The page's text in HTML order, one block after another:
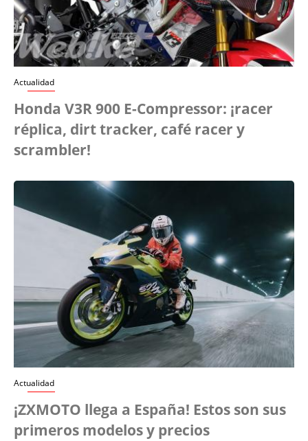
Actualidad
Honda V3R 900 E-Compressor: ¡racer
réplica, dirt tracker, café racer y
scrambler!
Actualidad
¡ZXMOTO llega a España! Estos son sus
primeros modelos y precios